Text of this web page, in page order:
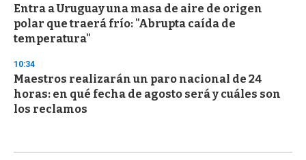
Entra a Uruguay una masa de aire de origen
polar que traerá frío: "Abrupta caída de
temperatura"
10:34
Maestros realizarán un paro nacional de 24
horas: en qué fecha de agosto será y cuáles son
los reclamos